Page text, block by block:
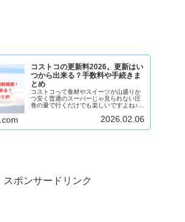
コストコの更新料2026。更新はい
つから出来る？手数料や手続きま
とめ
コストコって食材やスイーツが山盛りか
つ安く普通のスーパーじゃ見られない圧
巻の量で行くだけでも楽しいですよね♪で
ず。という事でコストコの会員の更新料
報をまとめました。
2026.02.06
スポンサードリンク